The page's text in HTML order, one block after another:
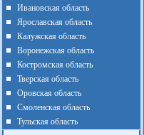
Ивановская область
Ярославская область
Калужская область
Воронежская область
Костромская область
Тверская область
Оровская область
Смоленская область
Тульская область